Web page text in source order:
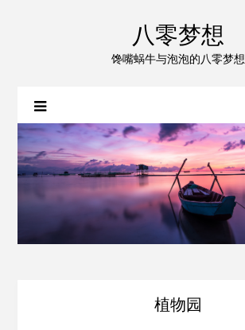
八零梦想
馋嘴蜗牛与泡泡的八零梦想
植物园